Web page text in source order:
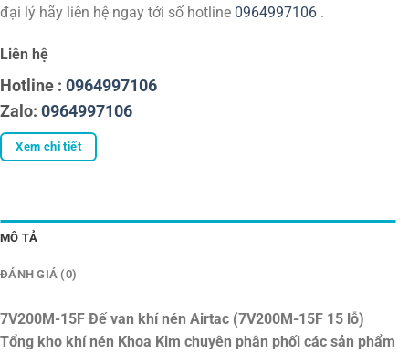
đại lý hãy liên hệ ngay tới số hotline 0964997106 .
Liên hệ
Hotline : 0964997106
Zalo: 0964997106
Xem chi tiết
MÔ TẢ
ĐÁNH GIÁ (0)
7V200M-15F Đế van khí nén Airtac (7V200M-15F 15 lỗ)
Tổng kho khí nén Khoa Kim chuyên phân phối các sản phẩm